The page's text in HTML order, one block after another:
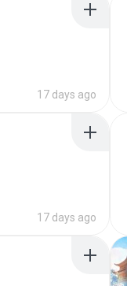
17 days ago
17 days ago